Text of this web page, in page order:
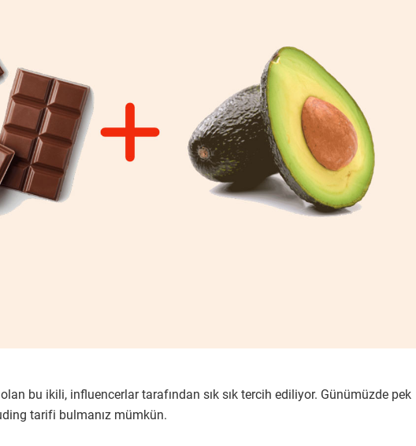
bu ikili, influencerlar tarafından sık sık tercih ediliyor. Günümüzde pek
tarifi bulmanız mümkün.